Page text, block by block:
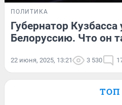
ПОЛИТИКА
Губернатор Кузбасса
Белоруссию. Что он
22 июня, 2025, 13:21 3 530
ТОП